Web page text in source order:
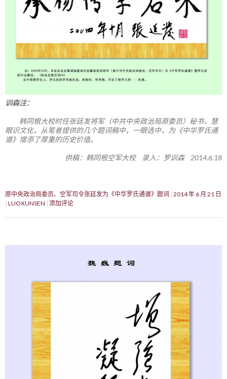
训森注：
韩同根大校时任张廷发将军（中共中央政治局原委员）秘书，慧
眼识文化，从笔者提供的几个题词稿中，一眼选中，为《中华罗氏通
谱》增添了厚重的历史价值。
供稿：韩同根空军大校 录入：罗训森 2014.6.18
原中央政治局委员、空军司令张廷发为《中华罗氏通谱》题词 2014 年 6 月 21 日
LUOXUNSEN 添加评论